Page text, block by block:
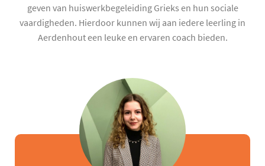
geven van huiswerkbegeleiding Grieks en hun sociale
vaardigheden. Hierdoor kunnen wij aan iedere leerling in
Aerdenhout een leuke en ervaren coach bieden.